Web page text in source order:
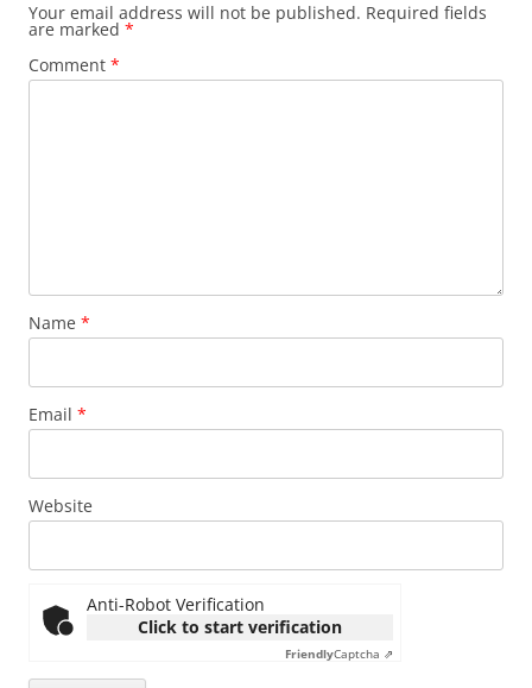
Your email address will not be published. Required fields
are marked *
Comment *
Name *
Email *
Website
Anti-Robot Verification
Click to start verification
FriendlyCaptcha ⇗